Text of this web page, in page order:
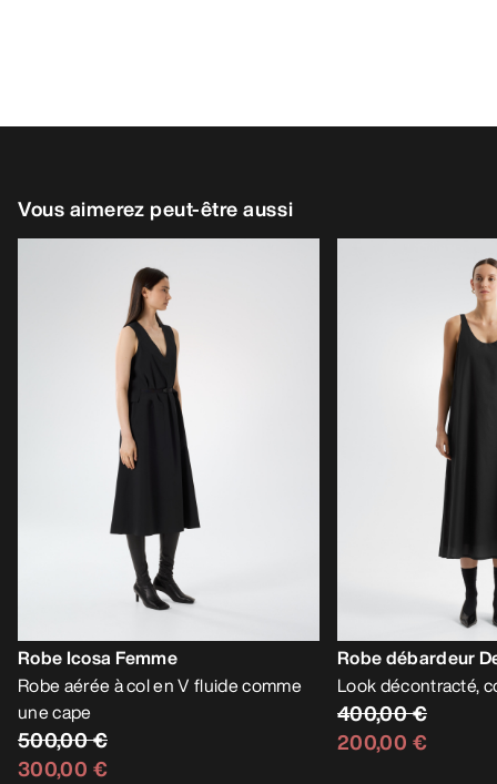
Vous aimerez peut-être aussi
Robe Icosa Femme
Robe aérée à col en V fluide comme
une cape
500,00 €
300,00 €
Robe débardeur
Look décontracté,
400,00 €
200,00 €